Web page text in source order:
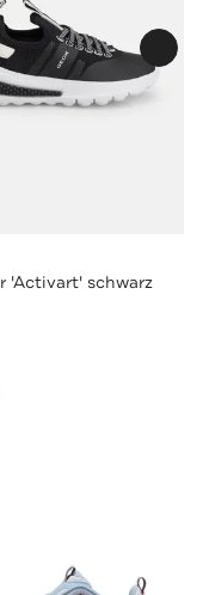
'Activart' schwarz